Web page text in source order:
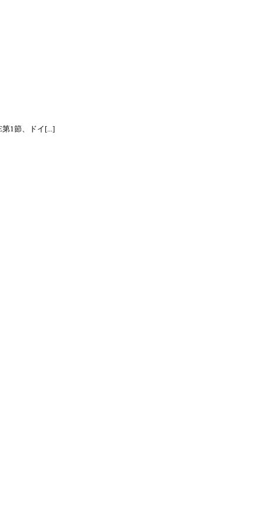
1節、ドイ[...]